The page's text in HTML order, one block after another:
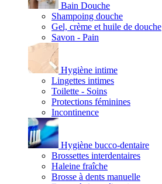
Bain Douche
Shampoing douche
Gel, crème et huile de douche
Savon - Pain
Hygiène intime
Lingettes intimes
Toilette - Soins
Protections féminines
Incontinence
Hygiène bucco-dentaire
Brossettes interdentaires
Haleine fraîche
Brosse à dents manuelle